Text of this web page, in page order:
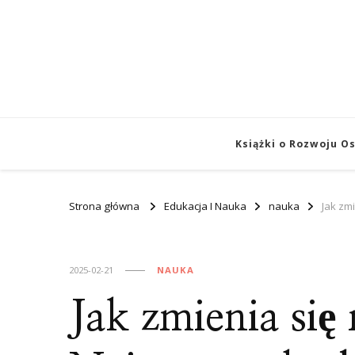
Książki o Rozwoju
Strona główna Edukacja I Nauka nauka Jak
2025-02-21 NAUKA
Jak zmienia